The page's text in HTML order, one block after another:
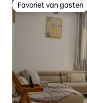
Favoriet van gasten
Favoriet van gasten